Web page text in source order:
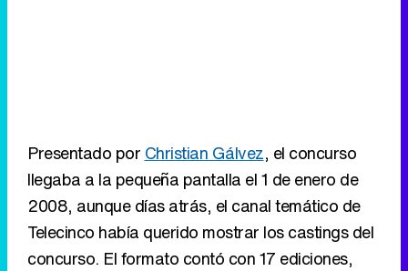
Presentado por Christian Gálvez, el concurso
llegaba a la pequeña pantalla el 1 de enero de
2008, aunque días atrás, el canal temático de
Telecinco había querido mostrar los castings del
concurso. El formato contó con 17 ediciones,